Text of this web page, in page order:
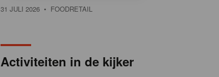
31 JULI 2026 • FOODRETAIL
Activiteiten in de kijker